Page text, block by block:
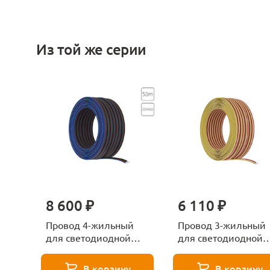
Из той же серии
8 600 ₽
Провод 4-жильный
для светодиодной
20AWG Arte Lamp
6 110 ₽
Провод 3-жильный
для светодиодной
20AWG Arte Lamp